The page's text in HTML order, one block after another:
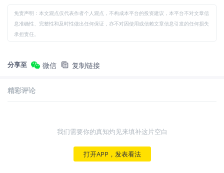
免责声明：本文观点仅代表作者个人观点，不构成本平台的投资建议，本平台不对文章信
息准确性、完整性和及时性做出任何保证，亦不对因使用或信赖文章信息引发的任何损失
承担责任。
分享至 微信 复制链接
精彩评论
我们需要你的真知灼见来填补这片空白
打开APP，发表看法